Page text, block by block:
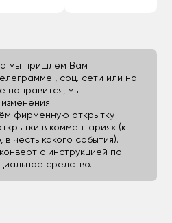
мы пришлем Вам
, соц. сети или на
понравится, мы
фирменную открытку —
в комментариях (к
в честь какого события).
с инструкцией по
средство.